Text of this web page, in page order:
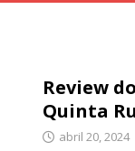
Review
Quinta
abril 20, 2024